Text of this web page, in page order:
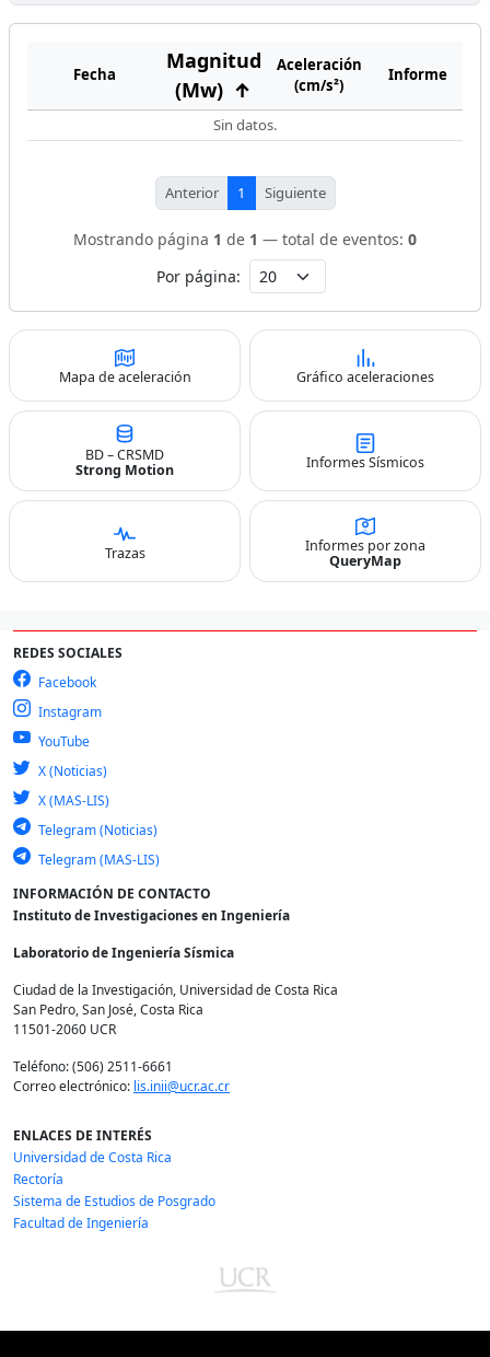
Fecha
Magnitud
(Mw) ↑
Aceleración
(cm/s²)
Informe
Sin datos.
Anterior 1 Siguiente
Mostrando página 1 de 1 — total de eventos: 0
Por página:
Mapa de aceleración Gráfico aceleraciones
BD – CRSMD
Strong Motion
Informes Sísmicos
Trazas
Informes por zona
QueryMap
REDES SOCIALES
Facebook
Instagram
YouTube
X (Noticias)
X (MAS-LIS)
Telegram (Noticias)
Telegram (MAS-LIS)
INFORMACIÓN DE CONTACTO
Instituto de Investigaciones en Ingeniería
Laboratorio de Ingeniería Sísmica
Ciudad de la Investigación, Universidad de Costa Rica
San Pedro, San José, Costa Rica
11501-2060 UCR
Teléfono: (506) 2511-6661
Correo electrónico: lis.inii@ucr.ac.cr
ENLACES DE INTERÉS
Universidad de Costa Rica
Rectoría
Sistema de Estudios de Posgrado
Facultad de Ingeniería